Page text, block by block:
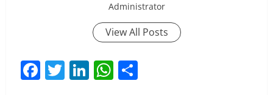
Administrator
View All Posts
Facebook
Twitter
LinkedIn
WhatsApp